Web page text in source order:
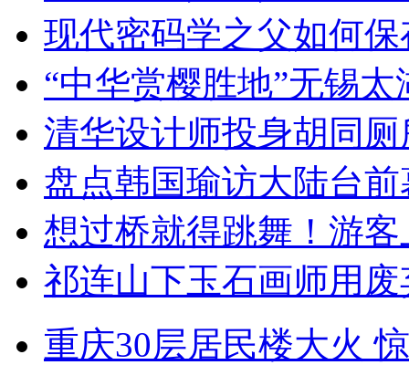
现代密码学之父如何
“中华赏樱胜地”无锡
清华设计师投身胡同
盘点韩国瑜访大陆台
想过桥就得跳舞！游客
祁连山下玉石画师用
重庆30层居民楼大火